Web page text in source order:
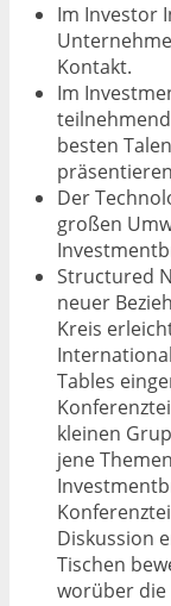
Im Investor
Kontakt.
Im
besten
Der
großen
Structured
neuer
Kreis
Tables
kleinen
jene
Diskussion
Tischen
worüber die